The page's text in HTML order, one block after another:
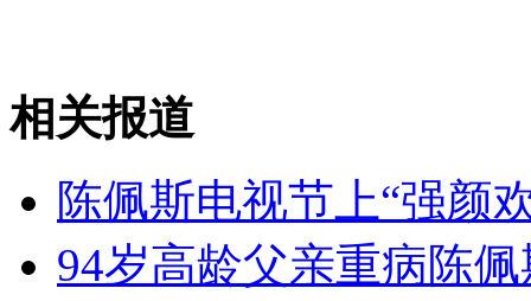
山西运城恶犬咬伤多人 警民合力深夜将其击毙
相关报道
陈佩斯电视节上“强颜
94岁高龄父亲重病陈